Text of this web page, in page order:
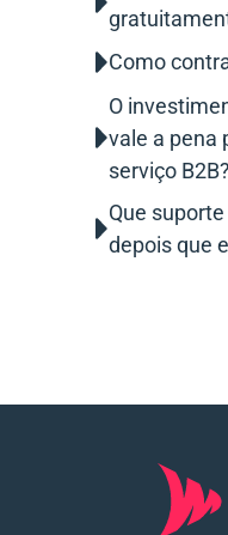
Como
O
vale a pena
serviço B2B?
Que
depois que